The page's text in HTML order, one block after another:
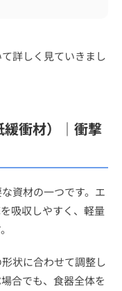
詳しく見ていきまし
衝材）｜衝撃
資材の一つです。エ
吸収しやすく、軽量
状に合わせて調整し
合でも、食器全体を